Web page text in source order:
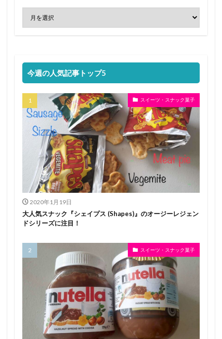
今週の人気記事トップ5
スイーツ・スナック菓子
2020年1月19日
大人気スナック『シェイプス (Shapes)』のオージーレジェン
ドシリーズに注目！
スイーツ・スナック菓子